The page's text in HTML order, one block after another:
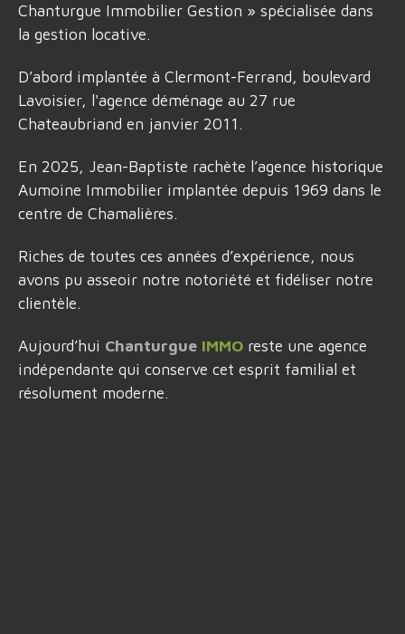
Chanturgue Immobilier Gestion » spécialisée dans
la gestion locative.
D’abord implantée à Clermont-Ferrand, boulevard
Lavoisier, l'agence déménage au 27 rue
Chateaubriand en janvier 2011.
En 2025, Jean-Baptiste rachète l’agence historique
Aumoine Immobilier implantée depuis 1969 dans le
centre de Chamalières.
Riches de toutes ces années d’expérience, nous
avons pu asseoir notre notoriété et fidéliser notre
clientèle.
Aujourd’hui Chanturgue IMMO reste une agence
indépendante qui conserve cet esprit familial et
résolument moderne.